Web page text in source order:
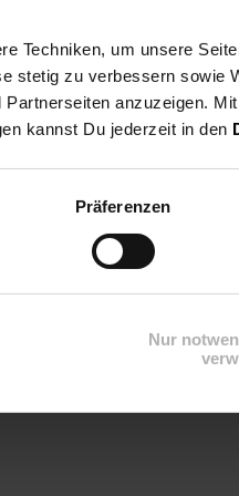
Techniken, um unsere
stetig zu verbessern sowie
anzuzeigen.
kannst Du jederzeit in den
Präferenzen
Nur
Kübelpflanze,